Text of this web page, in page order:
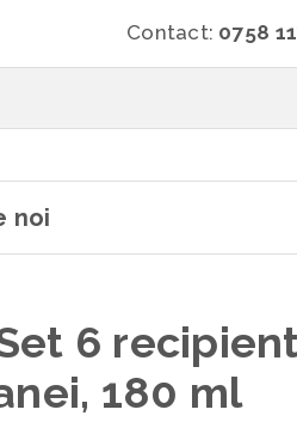
Contact: 0758
noi
6
180 ml